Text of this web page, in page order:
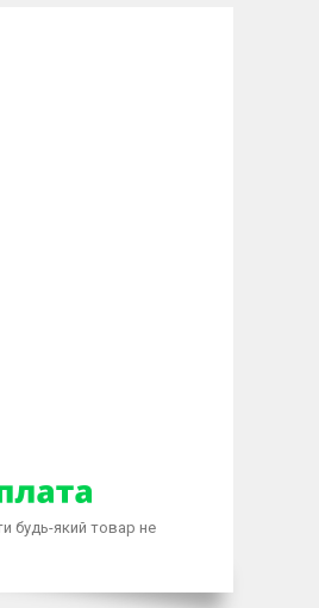
будь-який товар не